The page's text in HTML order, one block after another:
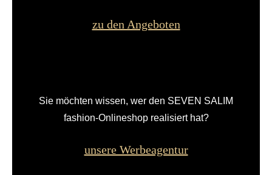
zu den Angeboten
Sie möchten wissen, wer den SEVEN SALIM
fashion-Onlineshop realisiert hat?
unsere Werbeagentur